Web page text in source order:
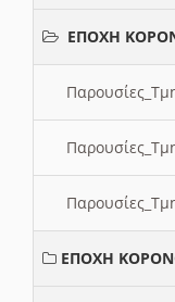
ΕΠΟΧΗ
ΕΠΟΧΗ